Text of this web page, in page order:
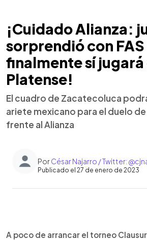
¡Cuidado Alianza:
sorprendió con FAS
finalmente sí jugará
Platense!
El cuadro de Zacatecoluca
ariete mexicano para el duelo
frente al Alianza
PorCésar Najarro / Twitter:
Publicado el 27 de enero de 2023
Escuchar artículo
A poco de arrancar el torneo